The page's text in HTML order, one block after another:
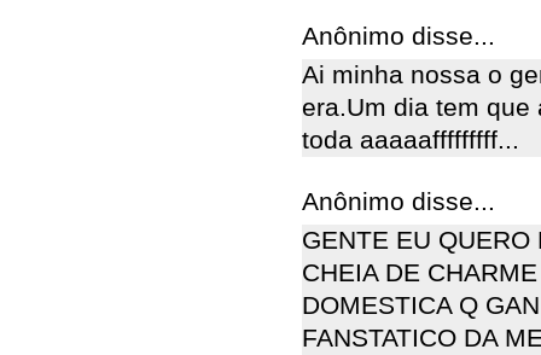
Anônimo disse...
Ai minha nossa o
era.Um dia tem
toda aaaaafffffffff...
Anônimo disse...
GENTE EU QUERO
CHEIA DE
DOMESTICA Q
FANSTATICO DA